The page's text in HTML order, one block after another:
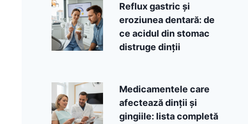
Reflux gastric și
eroziunea dentară: de
ce acidul din stomac
distruge dinții
Medicamentele care
afectează dinții și
gingiile: lista completă